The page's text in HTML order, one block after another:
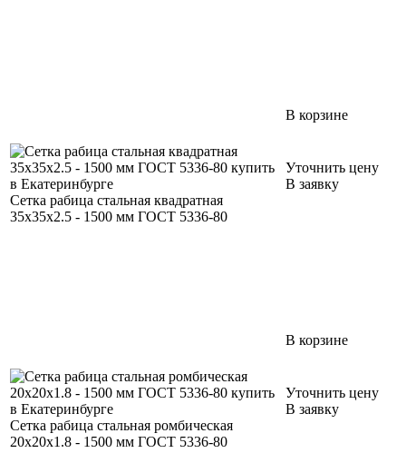
В корзине
Сетка рабица стальная квадратная
35х35х2.5 - 1500 мм ГОСТ 5336-80
Уточнить цену
В заявку
В корзине
Сетка рабица стальная ромбическая
20х20х1.8 - 1500 мм ГОСТ 5336-80
Уточнить цену
В заявку